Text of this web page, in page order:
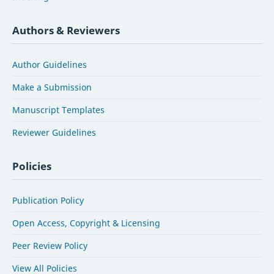
Authors & Reviewers
Author Guidelines
Make a Submission
Manuscript Templates
Reviewer Guidelines
Policies
Publication Policy
Open Access, Copyright & Licensing
Peer Review Policy
View All Policies